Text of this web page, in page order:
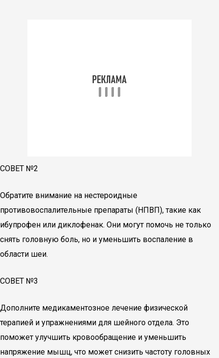
СОВЕТ №2
Обратите внимание на нестероидные
противовоспалительные препараты (НПВП), такие как
ибупрофен или диклофенак. Они могут помочь не только
снять головную боль, но и уменьшить воспаление в
области шеи.
СОВЕТ №3
Дополните медикаментозное лечение физической
терапией и упражнениями для шейного отдела. Это
поможет улучшить кровообращение и уменьшить
напряжение мышц, что может снизить частоту головных